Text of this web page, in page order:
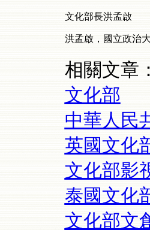
文化部長洪孟啟
洪孟啟，國立政治
相關文章：
文化部
中華人民
英國文化
文化部影
泰國文化
文化部文